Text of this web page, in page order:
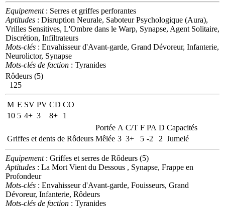
Equipement: Serres et griffes perforantes
Aptitudes : Disruption Neurale, Saboteur Psychologique (Aura),
Vrilles Sensitives, L'Ombre dans le Warp, Synapse, Agent Solitaire,
Discrétion, Infiltrateurs
Mots-clés : Envahisseur d'Avant-garde, Grand Dévoreur, Infanterie,
Neurolictor, Synapse
Mots-clés de faction : Tyranides
Rôdeurs (5)
125
M E SV PV CD CO
10 5 4+ 3 8+
1
Portée A C/T F PA D Capacités
Griffes et dents de Rôdeurs Mêlée 3 3+ 5 -2 2 Jumelé
Equipement: Griffes et serres de Rôdeurs (5)
Aptitudes : La Mort Vient du Dessous , Synapse, Frappe en
Profondeur
Mots-clés : Envahisseur d'Avant-garde, Fouisseurs, Grand
Dévoreur, Infanterie, Rôdeurs
Mots-clés de faction : Tyranides